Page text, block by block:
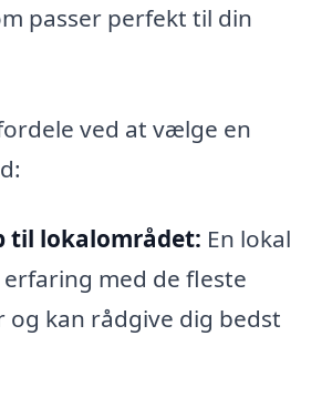
passer perfekt til din
ved at vælge en
til lokalområdet: En lokal
med de fleste
og kan rådgive dig bedst